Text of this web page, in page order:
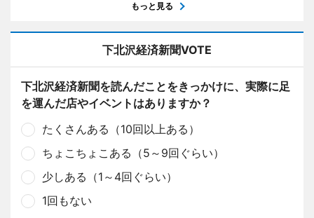
もっと見る
下北沢経済新聞VOTE
下北沢経済新聞を読んだことをきっかけに、実際に足
を運んだ店やイベントはありますか？
たくさんある（10回以上ある）
ちょこちょこある（5～9回ぐらい）
少しある（1～4回ぐらい）
1回もない